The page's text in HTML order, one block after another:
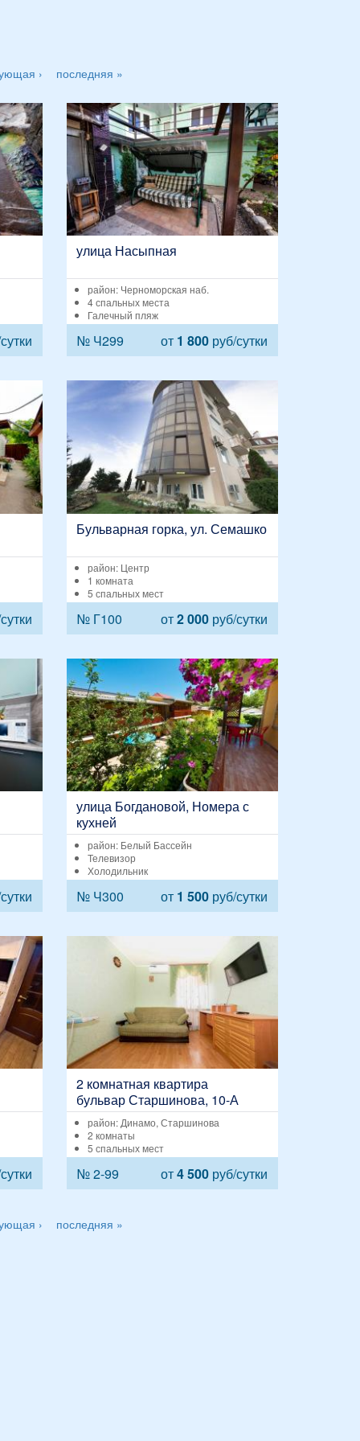
› последняя »
улица Насыпная
район: Черноморская наб.
4 спальных места
Галечный пляж
№ Ч299 от 1 800руб/сутки
Бульварная горка, ул. Семашко
район: Центр
1 комната
5 спальных мест
№ Г100 от2 000руб/сутки
улица Богдановой, Номера с
кухней
район: Белый Бассейн
Телевизор
Холодильник
№ Ч300 от 1 500руб/сутки
2 комнатная квартира
бульвар Старшинова, 10-А
район: Динамо, Старшинова
2 комнаты
5 спальных мест
№ 2-99 от4 500руб/сутки
› последняя »